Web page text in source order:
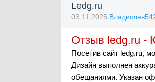
Ledg.ru
03.11.2025
Отзыв ledg.ru -
Посетив сайт ledg.ru,
Дизайн выполнен
обещаниями. Указан